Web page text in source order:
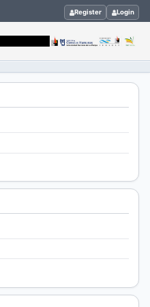
Register Login